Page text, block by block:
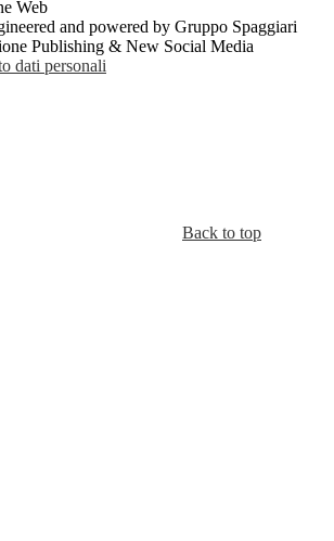
and powered by Gruppo Spaggiari
Publishing & New Social Media
dati personali
Back to top